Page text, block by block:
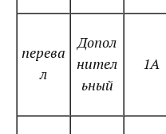
перева
л
Допол
нител
ьный
1А